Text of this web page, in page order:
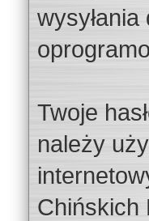
Twoje
należy
Chińskich